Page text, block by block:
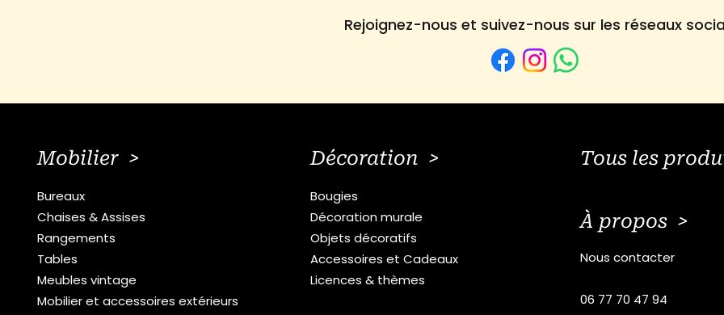
Rejoignez-nous et suivez-nous sur les réseaux
Mobilier >
Bureaux
Chaises & Assises
Rangements
Tables
Meubles vintage
Mobilier et accessoires extérieurs
Décoration >
Bougies
Décoration murale
Objets décoratifs
Accessoires et Cadeaux
Licences & thèmes
Tous les
À propos >
Nous contacter
06 77 70 47 94